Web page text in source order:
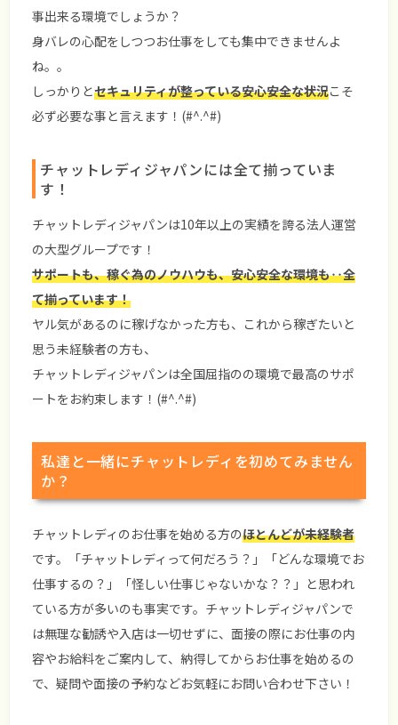
事出来る環境でしょうか？
身バレの心配をしつつお仕事をしても集中できませんよ
ね。。
しっかりとセキュリティが整っている安心安全な状況こそ
必ず必要な事と言えます！(#^.^#)
チャットレディジャパンには全て揃っていま
す！
チャットレディジャパンは10年以上の実績を誇る法人運営
の大型グループです！
サポートも、稼ぐ為のノウハウも、安心安全な環境も‥全
て揃っています！
ヤル気があるのに稼げなかった方も、これから稼ぎたいと
思う未経験者の方も、
チャットレディジャパンは全国屈指のの環境で最高のサポ
ートをお約束します！(#^.^#)
私達と一緒にチャットレディを初めてみません
か？
チャットレディのお仕事を始める方のほとんどが未経験者
です。「チャットレディって何だろう？」「どんな環境でお
仕事するの？」「怪しい仕事じゃないかな？？」と思われ
ている方が多いのも事実です。チャットレディジャパンで
は無理な勧誘や入店は一切せずに、面接の際にお仕事の内
容やお給料をご案内して、納得してからお仕事を始めるの
で、疑問や面接の予約などお気軽にお問い合わせ下さい！